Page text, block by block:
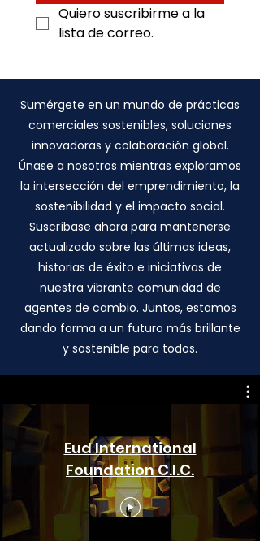
Quiero suscribirme a la
lista de correo.
Sumérgete en un mundo de prácticas
comerciales sostenibles, soluciones
innovadoras y colaboración global.
Únase a nosotros mientras exploramos
la intersección del emprendimiento, la
sostenibilidad y el impacto social.
Suscríbase ahora para mantenerse
actualizado sobre las últimas ideas,
historias de éxito e iniciativas de
nuestra vibrante comunidad de
agentes de cambio. Juntos, estamos
dando forma a un futuro más brillante
y sostenible para todos.
Eud International
Foundation C.I.C.